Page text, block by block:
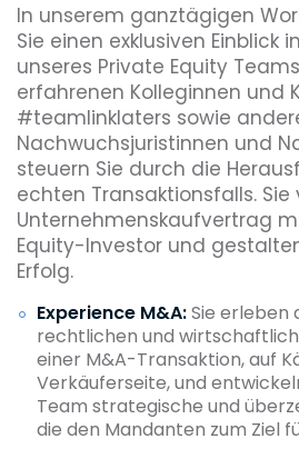
In unserem ganztägigen
Sie einen exklusiven Einblick
unseres Private Equity
erfahrenen Kolleginnen und
#teamlinklaters sowie
Nachwuchsjuristinnen und
steuern Sie durch die
echten Transaktionsfalls.
Unternehmenskaufvertrag
Equity-Investor und
Erfolg.
Experience M&A:Sie erleben
rechtlichen und
einer M&A-Transaktion, auf
Verkäuferseite, und
Team strategische und
die den Mandanten zum Ziel